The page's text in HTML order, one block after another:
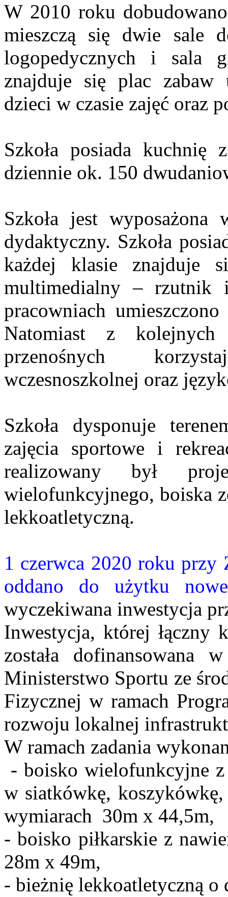
W 2010 roku
mieszczą się dwie sale
logopedycznych i sala
znajduje się plac zabaw
dzieci w czasie zajęć oraz
Szkoła posiada kuchnię
dziennie ok. 150
Szkoła jest
dydaktyczny. Szkoła
każdej klasie znajduje
multimedialny – rzutnik
pracowniach
Natomiast z
przenośnych
wczesnoszkolnej oraz
Szkoła dysponuje
zajęcia sportowe i
realizowany był
wielofunkcyjnego, boiska
lekkoatletyczną.
1 czerwca 2020 roku przy
oddano do użytku
wyczekiwana inwestycja
Inwestycja, której łączny
została dofinansowana
Ministerstwo Sportu ze
Fizycznej w ramach
rozwoju lokalnej
W ramach zadania
- boisko wielofunkcyjne
w siatkówkę,
wymiarach 30m x 44,5m,
- boisko piłkarskie z
28m x 49m,
- bieżnię lekkoatletyczną o